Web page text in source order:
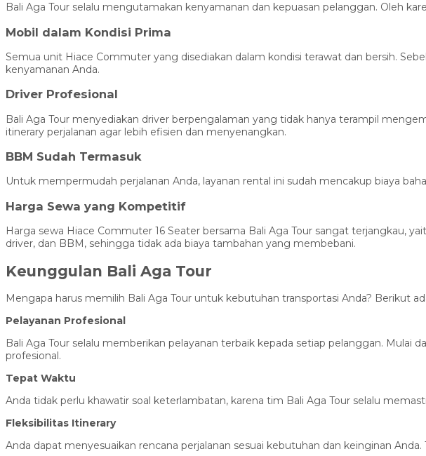
Bali Aga Tour selalu mengutamakan kenyamanan dan kepuasan pelanggan. Oleh
Mobil dalam Kondisi Prima
Semua unit Hiace Commuter yang disediakan dalam kondisi terawat dan bersih.
kenyamanan Anda.
Driver Profesional
Bali Aga Tour menyediakan driver berpengalaman yang tidak hanya terampil
itinerary perjalanan agar lebih efisien dan menyenangkan.
BBM Sudah Termasuk
Untuk mempermudah perjalanan Anda, layanan rental ini sudah mencakup biaya
Harga Sewa yang Kompetitif
Harga sewa Hiace Commuter 16 Seater bersama Bali Aga Tour sangat terjangkau,
driver, dan BBM, sehingga tidak ada biaya tambahan yang membebani.
Keunggulan Bali Aga Tour
Mengapa harus memilih Bali Aga Tour untuk kebutuhan transportasi Anda? Berikut
Pelayanan Profesional
Bali Aga Tour selalu memberikan pelayanan terbaik kepada setiap pelanggan. Mulai
profesional.
Tepat Waktu
Anda tidak perlu khawatir soal keterlambatan, karena tim Bali Aga Tour selalu
Fleksibilitas Itinerary
Anda dapat menyesuaikan rencana perjalanan sesuai kebutuhan dan keinginan